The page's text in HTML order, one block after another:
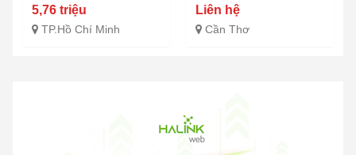
5,76 triệu
TP.Hồ Chí Minh
Liên hệ
Cần Thơ